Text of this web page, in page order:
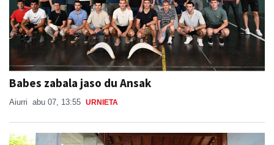
Babes zabala jaso du Ansak
Aiurri abu 07, 13:55 URNIETA